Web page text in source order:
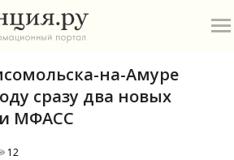
на-Амуре
сразу два новых
МФАСС
12